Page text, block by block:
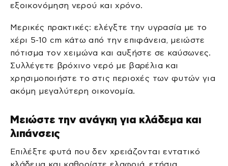
εξοικονόμηση νερού και χρόνο.
Μερικές πρακτικές: ελέγξτε την υγρασία με το
χέρι 5-10 cm κάτω από την επιφάνεια, μειώστε
πότισμα τον χειμώνα και αυξήστε σε καύσωνες.
Συλλέγετε βρόχινο νερό με βαρέλια και
χρησιμοποιήστε το στις περιοχές των φυτών για
ακόμη μεγαλύτερη οικονομία.
Μειώστε την ανάγκη για κλάδεμα και
λιπάνσεις
Επιλέξτε φυτά που δεν χρειάζονται εντατικό